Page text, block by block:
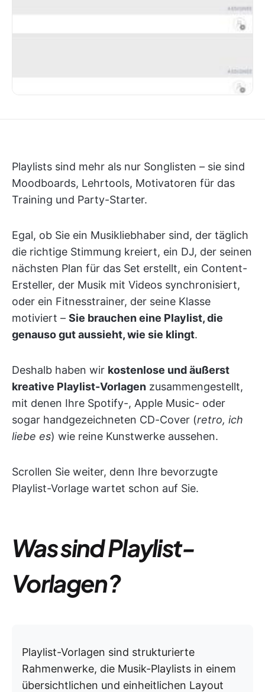
Playlists sind mehr als nur Songlisten – sie sind
Moodboards, Lehrtools, Motivatoren für das
Training und Party-Starter.
Egal, ob Sie ein Musikliebhaber sind, der täglich
die richtige Stimmung kreiert, ein DJ, der seinen
nächsten Plan für das Set erstellt, ein Content-
Ersteller, der Musik mit Videos synchronisiert,
oder ein Fitnesstrainer, der seine Klasse
motiviert – Sie brauchen eine Playlist, die
genauso gut aussieht, wie sie klingt.
Deshalb haben wir kostenlose und äußerst
kreative Playlist-Vorlagen zusammengestellt,
mit denen Ihre Spotify-, Apple Music- oder
sogar handgezeichneten CD-Cover (retro, ich
liebe es) wie reine Kunstwerke aussehen.
Scrollen Sie weiter, denn Ihre bevorzugte
Playlist-Vorlage wartet schon auf Sie.
Was sind Playlist-
Vorlagen?
Playlist-Vorlagen sind strukturierte
Rahmenwerke, die Musik-Playlists in einem
übersichtlichen und einheitlichen Layout